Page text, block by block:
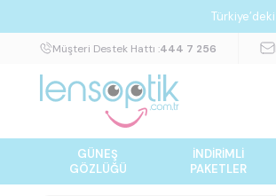
Müşteri Destek Hattı :444 7 256
GÜNEŞ
GÖZLÜĞÜ
İNDIRIMLI
PAKETLER